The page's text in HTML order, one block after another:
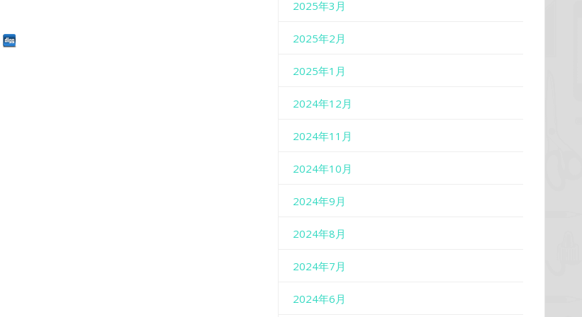
2025年3月
2025年2月
2025年1月
2024年12月
2024年11月
2024年10月
2024年9月
2024年8月
2024年7月
2024年6月